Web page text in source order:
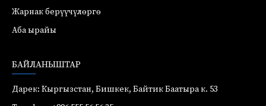
Жарнак берүүчүлөргө
Аба ырайы
БАЙЛАНЫШТАР
Дарек: Кыргызстан, Бишкек, Байтик Баатыра к. 53